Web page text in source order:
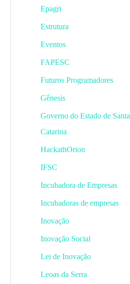
Epagri
Estrutura
Eventos
FAPESC
Futuros Programadores
Gênesis
Governo do Estado de Santa
Catarina
HackathOrion
IFSC
Incubadora de Empresas
Incubadoras de empresas
Inovação
Inovação Social
Lei de Inovação
Leoas da Serra